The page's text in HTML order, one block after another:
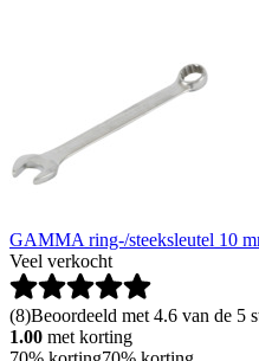
GAMMA ring-/steeksleutel 10
Veel verkocht
(8)Beoordeeld met 4.6 van de 5
1.00 met korting